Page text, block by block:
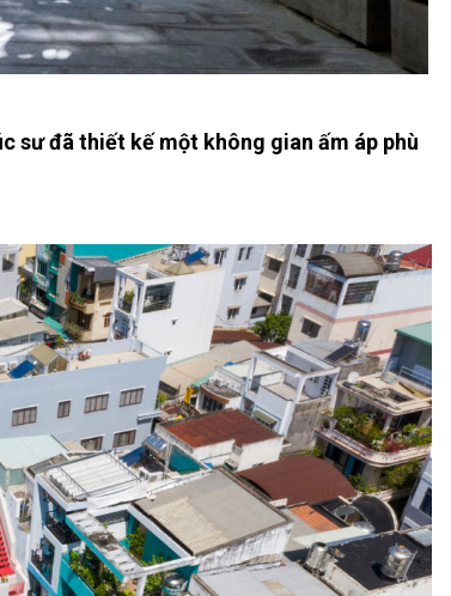
sư đã thiết kế một không gian ấm áp phù